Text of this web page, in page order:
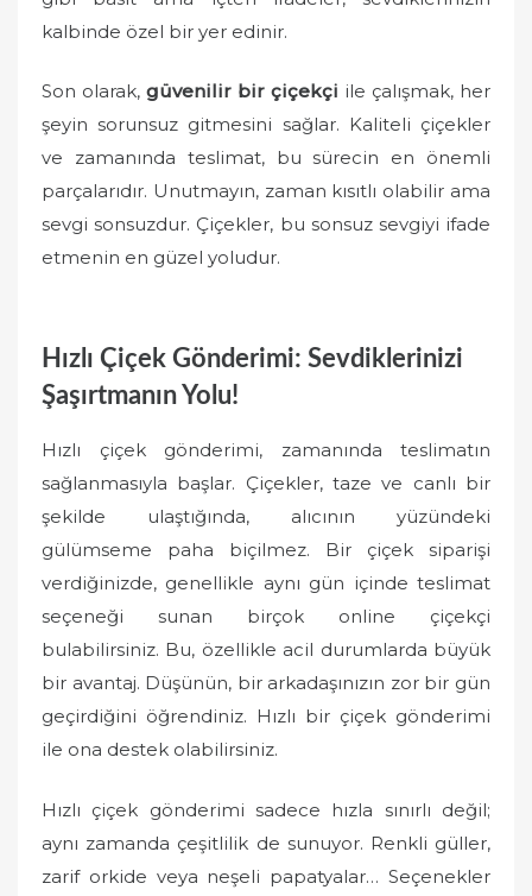
kalbinde özel bir yer edinir.
Son olarak, güvenilir bir çiçekçi ile çalışmak, her
şeyin sorunsuz gitmesini sağlar. Kaliteli çiçekler
ve zamanında teslimat, bu sürecin en önemli
parçalarıdır. Unutmayın, zaman kısıtlı olabilir ama
sevgi sonsuzdur. Çiçekler, bu sonsuz sevgiyi ifade
etmenin en güzel yoludur.
Hızlı Çiçek Gönderimi: Sevdiklerinizi
Şaşırtmanın Yolu!
Hızlı çiçek gönderimi, zamanında teslimatın
sağlanmasıyla başlar. Çiçekler, taze ve canlı bir
şekilde ulaştığında, alıcının yüzündeki
gülümseme paha biçilmez. Bir çiçek siparişi
verdiğinizde, genellikle aynı gün içinde teslimat
seçeneği sunan birçok online çiçekçi
bulabilirsiniz. Bu, özellikle acil durumlarda büyük
bir avantaj. Düşünün, bir arkadaşınızın zor bir gün
geçirdiğini öğrendiniz. Hızlı bir çiçek gönderimi
ile ona destek olabilirsiniz.
Hızlı çiçek gönderimi sadece hızla sınırlı değil;
aynı zamanda çeşitlilik de sunuyor. Renkli güller,
zarif orkide veya neşeli papatyalar… Seçenekler